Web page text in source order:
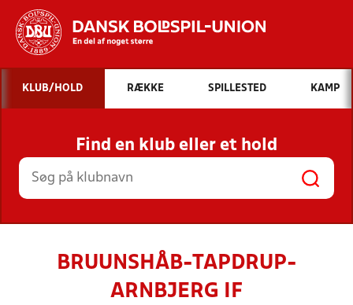
Hvad vil du søge efter?
INDHOLD OG NYHEDER
STILLINGER, RESULTATER, KLUBBER OG
HOLD
KLUB/HOLD RÆKKE SPILLESTED KAMP
Find en klub eller et hold
BRUUNSHÅB-TAPDRUP-
ARNBJERG IF